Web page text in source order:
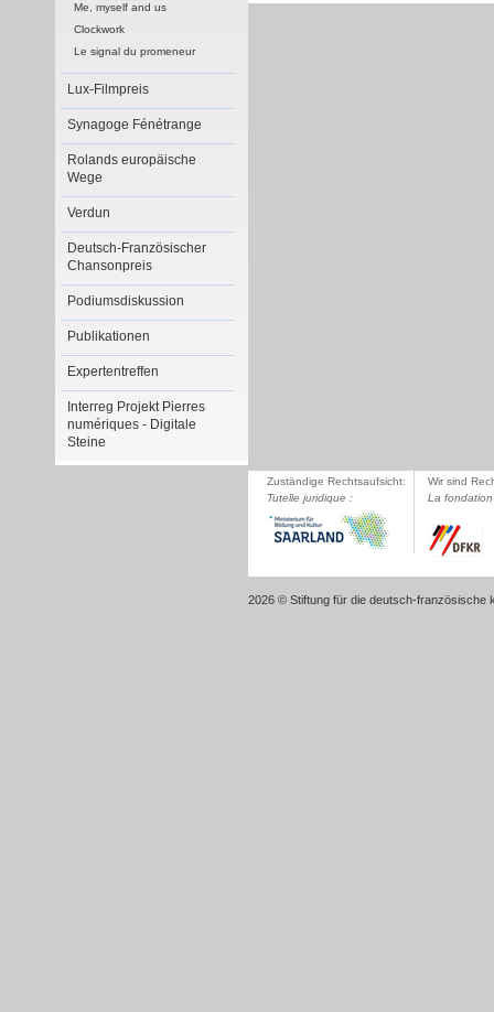
Me, myself and us
Clockwork
Le signal du promeneur
Lux-Filmpreis
Synagoge Fénétrange
Rolands europäische
Wege
Verdun
Deutsch-Französischer
Chansonpreis
Podiumsdiskussion
Publikationen
Expertentreffen
Interreg Projekt Pierres
numériques - Digitale
Steine
Zuständige Rechtsaufsicht:
Tutelle juridique :
Wir sind
La
2026 © Stiftung für die deutsch-französische